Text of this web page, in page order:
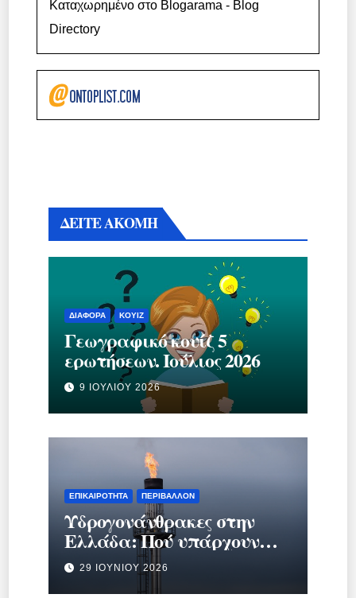
Καταχωρημένο στο Blogarama - Blog
Directory
ΔΕΙΤΕ ΑΚΟΜΗ
ΔΙΆΦΟΡΑ ΚΟΥΊΖ
Γεωγραφικό κουίζ 5
ερωτήσεων. Ιούλιος 2026
9 ΙΟΥΛΊΟΥ 2026
ΕΠΙΚΑΙΡΌΤΗΤΑ ΠΕΡΙΒΆΛΛΟΝ
Υδρογονάνθρακες στην
Ελλάδα: Πού υπάρχουν
κοιτάσματα και γιατί
προκαλούν τόση συζήτηση;
29 ΙΟΥΝΊΟΥ 2026